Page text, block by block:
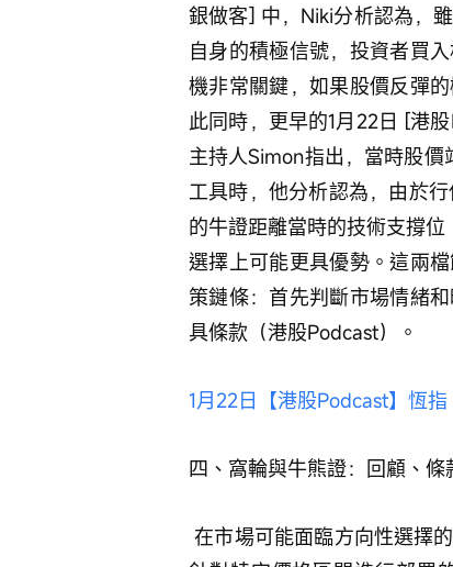
銀做客] 中，Niki分析認為，
自身的積極信號，投資者買
機非常關鍵，如果股價反彈
此同時，更早的1月22日 [港
主持人Simon指出，當時股
工具時，他分析認為，由於
的牛證距離當時的技術支撐
選擇上可能更具優勢。這兩
策鏈條：首先判斷市場情緒
具條款（港股Podcast）。
1月22日【港股Podcast】恆
四、窩輪與牛熊證：回顧、
在市場可能面臨方向性選擇的階段，窩輪和牛熊證為投資者提供了利用有限資金，